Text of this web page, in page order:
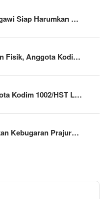
Siap Harumkan …
Fisik, Anggota Kodi…
Kodim 1002/HST L…
Kebugaran Prajur…